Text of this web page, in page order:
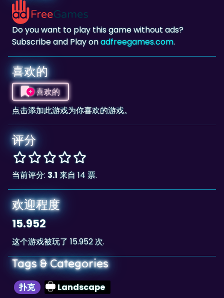
Do you want to play this game without ads?
Subscribe and Play onadfreegames.com.
喜欢的
喜欢的
点击添加此游戏为你喜欢的游戏。
评分
当前评分: 3.1来自 14 票.
欢迎程度
15.952
这个游戏被玩了 15.952 次.
Tags & Categories
扑克 Landscape